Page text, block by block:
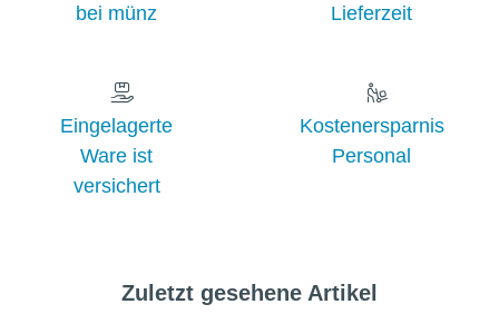
bei münz
Lieferzeit
Eingelagerte
Ware ist
versichert
Kostenersparnis
Personal
Zuletzt gesehene Artikel